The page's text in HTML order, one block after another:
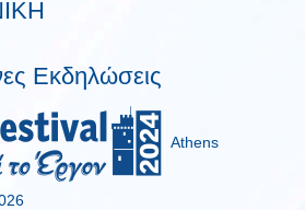
Εκδηλώσεις
Athens